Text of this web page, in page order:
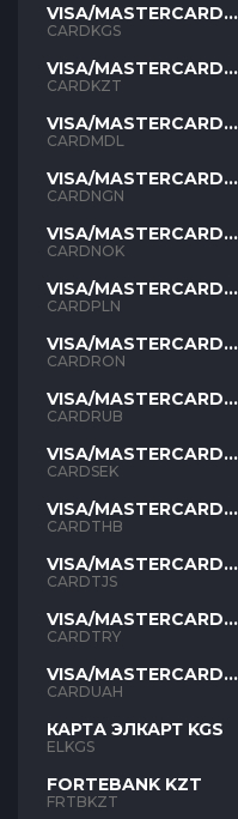
VISA/MASTERCARD
KGS
CARDKGS
VISA/MASTERCARD
KZT
CARDKZT
VISA/MASTERCARD
MDL
CARDMDL
VISA/MASTERCARD
NGN
CARDNGN
VISA/MASTERCARD
NOK
CARDNOK
VISA/MASTERCARD
PLN
CARDPLN
VISA/MASTERCARD
RON
CARDRON
VISA/MASTERCARD
RUB
CARDRUB
VISA/MASTERCARD
SEK
CARDSEK
VISA/MASTERCARD
THB
CARDTHB
VISA/MASTERCARD
TJS
CARDTJS
VISA/MASTERCARD
TYR
CARDTRY
VISA/MASTERCARD
UAH
CARDUAH
КАРТА ЭЛКАРТ KGS
ELKGS
FORTEBANK KZT
FRTBKZT